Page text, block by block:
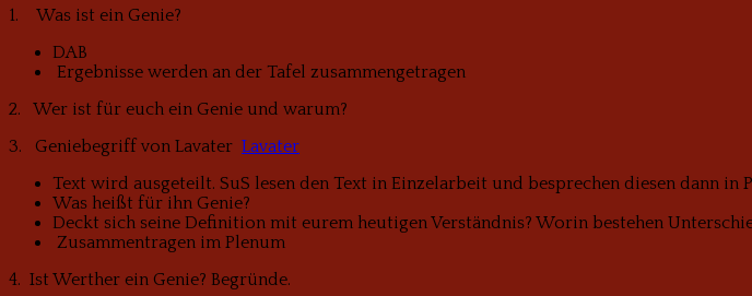
1. Was ist ein Genie?
DAB
Ergebnisse werden an der Tafel zusammengetragen
2. Wer ist für euch ein Genie und warum?
3. Geniebegriff von Lavater Lavater
Text wird ausgeteilt. SuS lesen den Text in Einzelarbeit und besprechen diesen dann in
Was heißt für ihn Genie?
Deckt sich seine Definition mit eurem heutigen Verständnis? Worin bestehen
Zusammentragen im Plenum
4. Ist Werther ein Genie? Begründe.